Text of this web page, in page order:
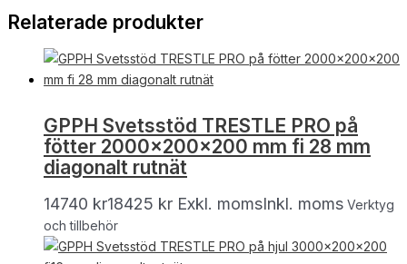
Relaterade produkter
GPPH Svetsstöd TRESTLE PRO på
fötter 2000x200x200 mm fi 28 mm
diagonalt rutnät
14740 kr18425 kr Exkl. momsInkl. moms Verktyg
och tillbehör